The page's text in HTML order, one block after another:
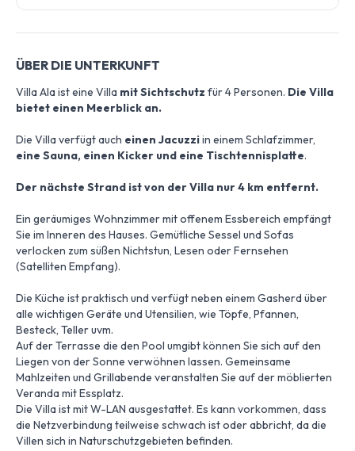
ÜBER DIE UNTERKUNFT
Villa Ala ist eine Villa mit Sichtschutz für 4 Personen. Die Villa
bietet einen Meerblick an.
Die Villa verfügt auch einen Jacuzziin einem Schlafzimmer,
eine Sauna, einen Kicker und eine Tischtennisplatte.
Der nächste Strand ist von der Villa nur 4 km entfernt.
Ein geräumiges Wohnzimmer mit offenem Essbereich empfängt
Sie im Inneren des Hauses. Gemütliche Sessel und Sofas
verlocken zum süßen Nichtstun, Lesen oder Fernsehen
(Satelliten Empfang).
Die Küche ist praktisch und verfügt neben einem Gasherd über
alle wichtigen Geräte und Utensilien, wie Töpfe, Pfannen,
Besteck, Teller uvm.
Auf der Terrasse die den Pool umgibt können Sie sich auf den
Liegen von der Sonne verwöhnen lassen. Gemeinsame
Mahlzeiten und Grillabende veranstalten Sie auf der möblierten
Veranda mit Essplatz.
Die Villa ist mit W-LAN ausgestattet. Es kann vorkommen, dass
die Netzverbindung teilweise schwach ist oder abbricht, da die
Villen sich in Naturschutzgebieten befinden.